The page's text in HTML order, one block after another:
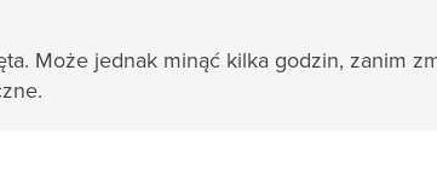
Może jednak minąć kilka godzin, zanim